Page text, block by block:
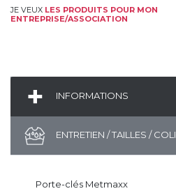
JE VEUX LES PRODUITS POUR MON
ENTREPRISE/ASSOCIATION
INFORMATIONS
ENTRETIEN / TAILLES /
Porte-clés Metmaxx